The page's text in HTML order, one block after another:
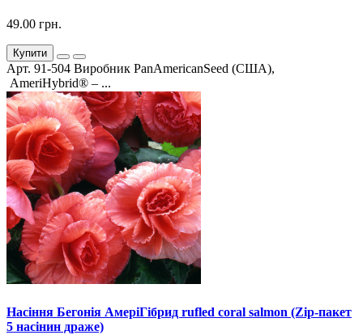
49.00 грн.
Купити
Арт. 91-504 Виробник PanAmericanSeed (США),
AmeriHybrid® – ...
Насіння Бегонія АмеріГібрид rufled coral salmon (Zip-пакет
5 насінин драже)